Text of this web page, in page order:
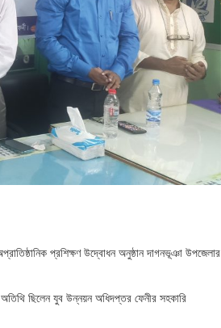
প্রশিক্ষণ উদ্বোধন অনুষ্ঠান দাগনভূঞা উপজেলার
ছিলেন যুব উন্নয়ন অধিদপ্তর ফেনীর সহকারি